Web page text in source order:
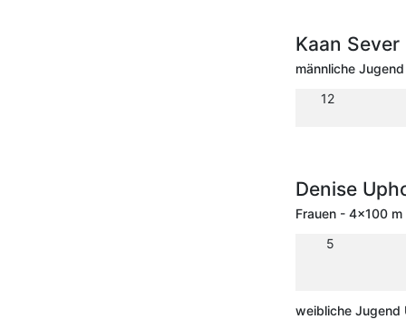
Kaan
männliche
12
Denise
Frauen - 4x100
5
weibliche Jugend